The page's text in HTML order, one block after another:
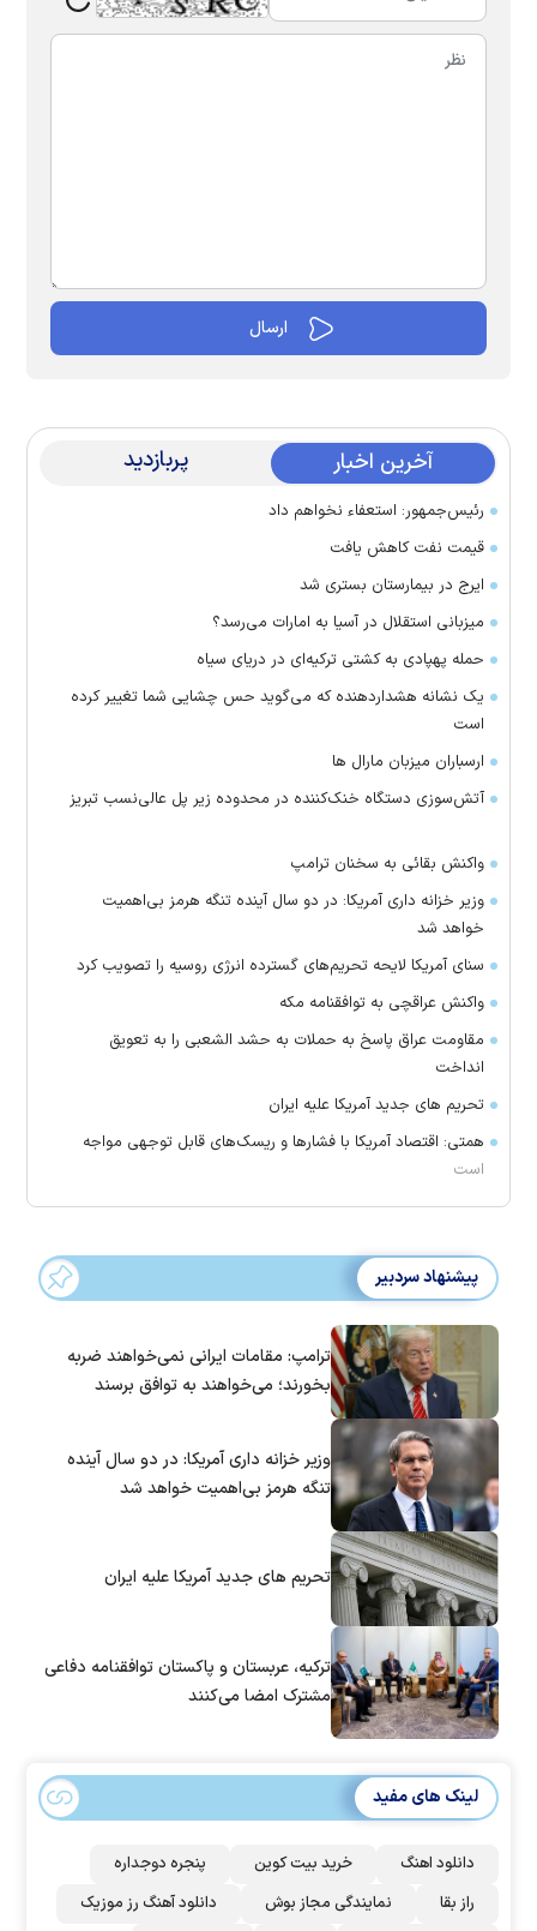
آخرین اخبار پربازدید
رئیس‌جمهور: استعفاء نخواهم داد
قیمت نفت کاهش یافت
ایرج در بیمارستان بستری شد
میزبانی استقلال در آسیا به امارات می‌رسد؟
حمله پهپادی به کشتی ترکیه‌ای در دریای سیاه
یک نشانه هشداردهنده که می‌گوید حس چشایی شما تغییر کرده
است
ارسباران میزبان مارال ها
آتش‌سوزی دستگاه خنک‌کننده در محدوده زیر پل عالی‌نسب تبریز
واکنش بقائی به سخنان ترامپ
وزیر خزانه داری آمریکا: در دو سال آینده تنگه هرمز بی‌اهمیت
خواهد شد
سنای آمریکا لایحه تحریم‌های گسترده انرژی روسیه را تصویب کرد
واکنش عراقچی به توافقنامه مکه
مقاومت عراق پاسخ به حملات به حشد الشعبی را به تعویق
انداخت
تحریم های جدید آمریکا علیه ایران
همتی: اقتصاد آمریکا با فشارها و ریسک‌های قابل توجهی مواجه
است
پیشنهاد سردبیر
ترامپ: مقامات ایرانی نمی‌خواهند ضربه
بخورند؛ می‌خواهند به توافق برسند
وزیر خزانه داری آمریکا: در دو سال آینده
تنگه هرمز بی‌اهمیت خواهد شد
تحریم های جدید آمریکا علیه ایران
ترکیه، عربستان و پاکستان توافقنامه دفاعی
مشترک امضا می‌کنند
لینک های مفید
دانلود اهنگ خرید بیت کوین
پنجره دوجداره
راز بقا
نمایندگی مجاز بوش
دانلود آهنگ رز‌ موزیک